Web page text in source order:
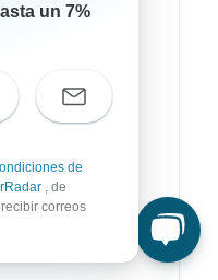
un 7%
de
, de
correos